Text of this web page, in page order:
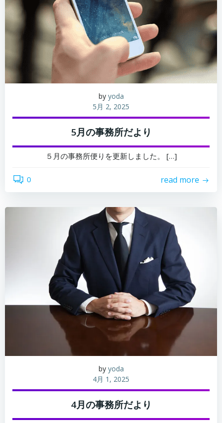
by yoda
5月 2, 2025
5月の事務所だより
５月の事務所便りを更新しました。 […]
0 read more
by yoda
4月 1, 2025
4月の事務所だより